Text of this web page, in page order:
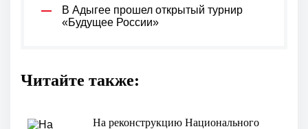
В Адыгее прошел открытый турнир
«Будущее России»
Читайте также:
На реконструкцию Национального